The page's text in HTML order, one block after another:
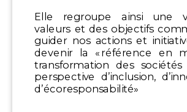
Elle regroupe ainsi une
valeurs et des objectifs
guider nos actions et
devenir la « référence en
transformation des
perspective d’inclusion,
d’écoresponsabilité»